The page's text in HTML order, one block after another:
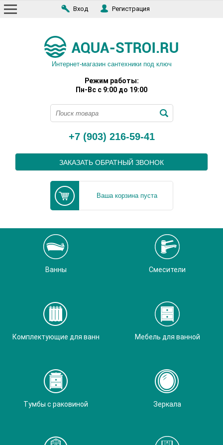
Вход Регистрация
Интернет-магазин сантехники под ключ
Режим работы:
Пн-Вс с 9:00 до 19:00
+7 (903) 216-59-41
ЗАКАЗАТЬ ОБРАТНЫЙ ЗВОНОК
Ваша корзина пуста
Ванны Смесители
Комплектующие для ванн Мебель для ванной
Тумбы с раковиной Зеркала